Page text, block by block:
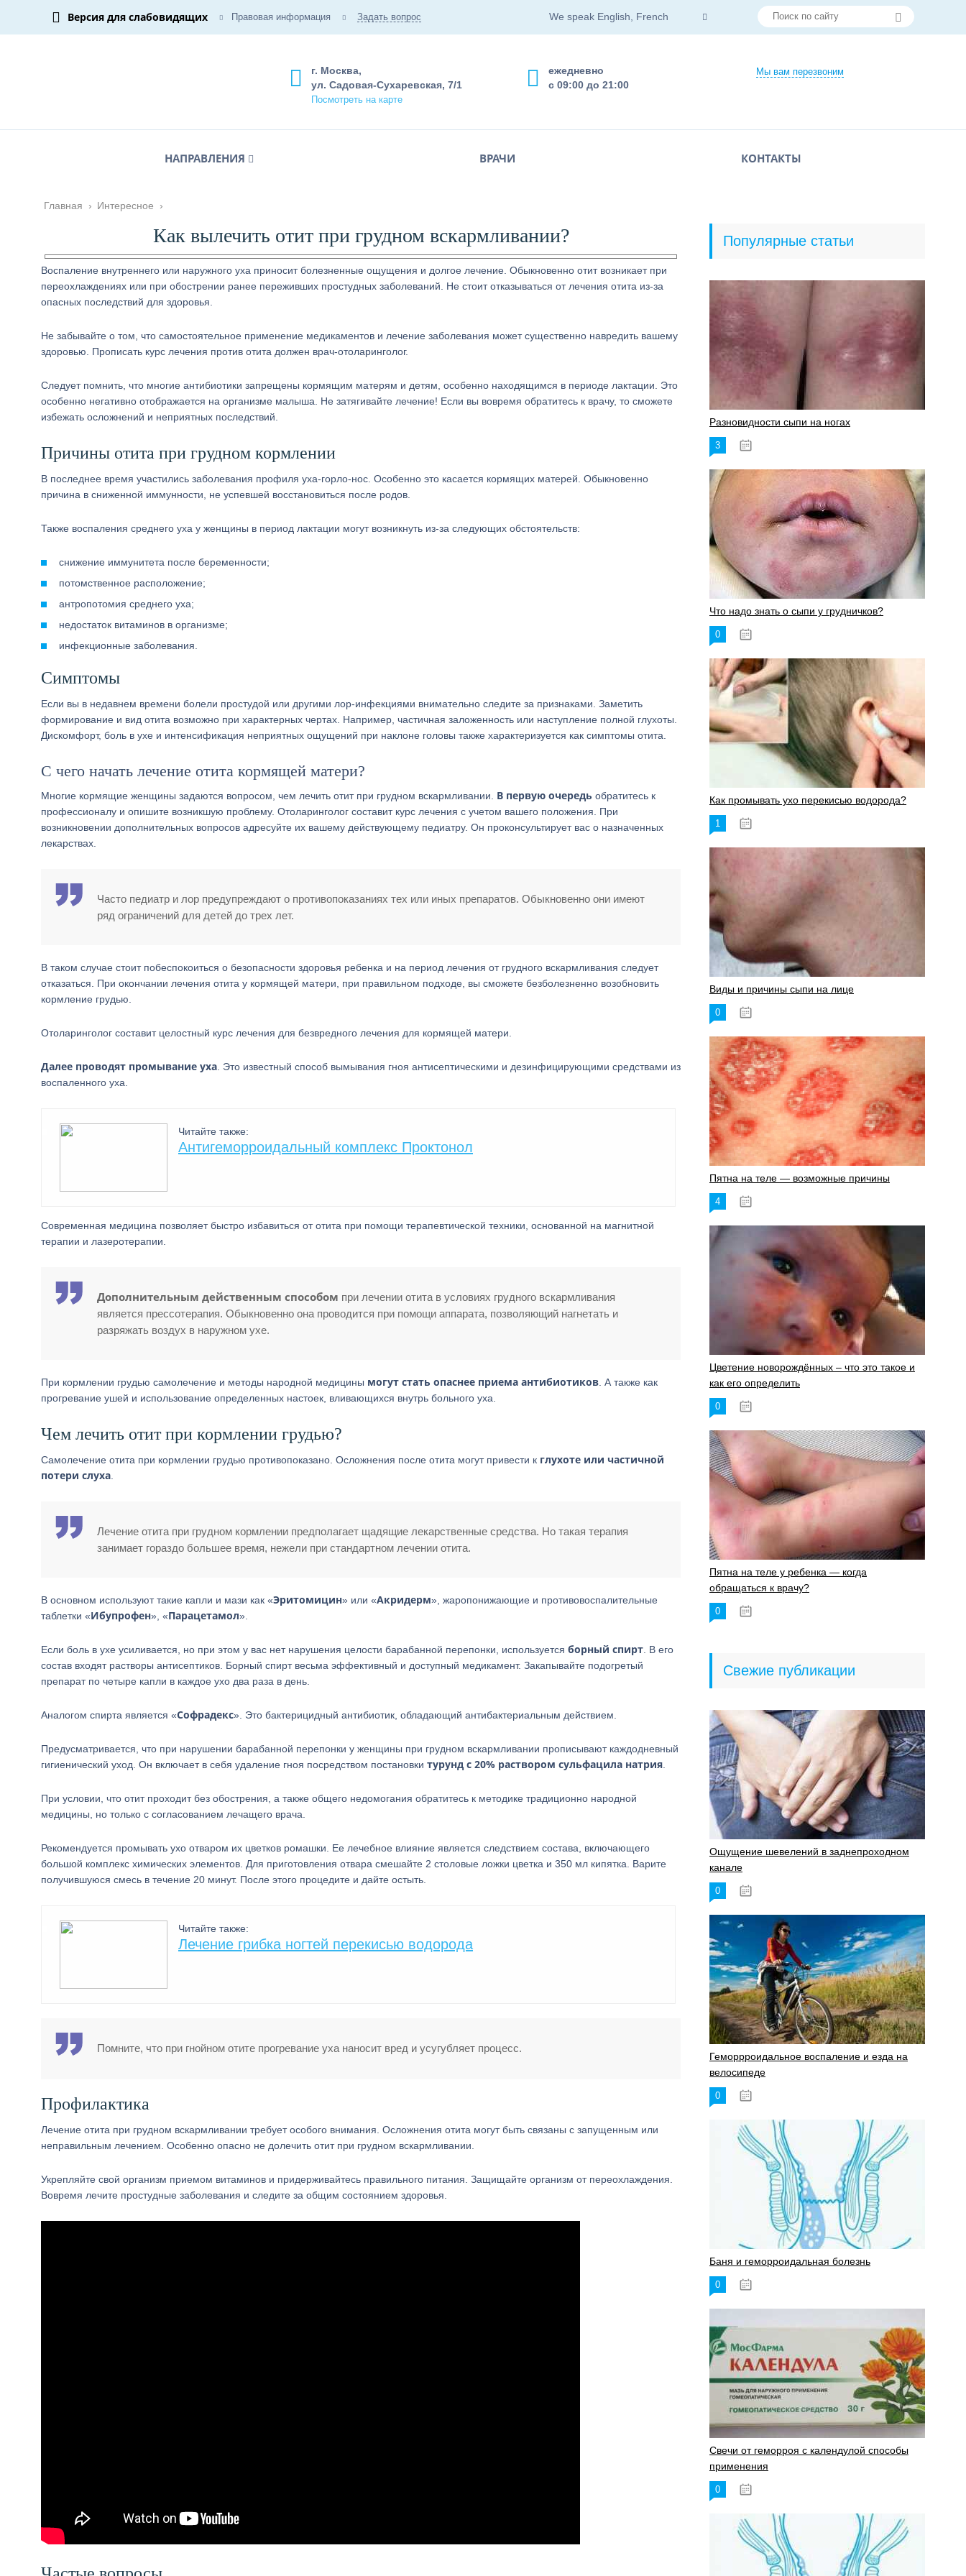
Версия для слабовидящих Правовая информация Задать вопрос We speak English, French
Мы вам перезвоним
ежедневно
с 09:00 до 21:00
г. Москва,
ул. Садовая-Сухаревская, 7/1
Посмотреть на карте
НАПРАВЛЕНИЯ ВРАЧИ КОНТАКТЫ
Главная › Интересное ›
Как вылечить отит при грудном вскармливании?
Воспаление внутреннего или наружного уха приносит болезненные ощущения и долгое лечение. Обыкновенно отит возникает при
переохлаждениях или при обострении ранее переживших простудных заболеваний. Не стоит отказываться от лечения отита из-за
опасных последствий для здоровья.
Не забывайте о том, что самостоятельное применение медикаментов и лечение заболевания может существенно навредить вашему
здоровью. Прописать курс лечения против отита должен врач-отоларинголог.
Следует помнить, что многие антибиотики запрещены кормящим матерям и детям, особенно находящимся в периоде лактации. Это
особенно негативно отображается на организме малыша. Не затягивайте лечение! Если вы вовремя обратитесь к врачу, то сможете
избежать осложнений и неприятных последствий.
Причины отита при грудном кормлении
В последнее время участились заболевания профиля уха-горло-нос. Особенно это касается кормящих матерей. Обыкновенно
причина в сниженной иммунности, не успевшей восстановиться после родов.
Также воспаления среднего уха у женщины в период лактации могут возникнуть из-за следующих обстоятельств:
снижение иммунитета после беременности;
потомственное расположение;
антропотомия среднего уха;
недостаток витаминов в организме;
инфекционные заболевания.
Симптомы
Если вы в недавнем времени болели простудой или другими лор-инфекциями внимательно следите за признаками. Заметить
формирование и вид отита возможно при характерных чертах. Например, частичная заложенность или наступление полной глухоты.
Дискомфорт, боль в ухе и интенсификация неприятных ощущений при наклоне головы также характеризуется как симптомы отита.
С чего начать лечение отита кормящей матери?
Многие кормящие женщины задаются вопросом, чем лечить отит при грудном вскармливании. В первую очередь обратитесь к
профессионалу и опишите возникшую проблему. Отоларинголог составит курс лечения с учетом вашего положения. При
возникновении дополнительных вопросов адресуйте их вашему действующему педиатру. Он проконсультирует вас о назначенных
лекарствах.
Часто педиатр и лор предупреждают о противопоказаниях тех или иных препаратов. Обыкновенно они имеют
ряд ограничений для детей до трех лет.
В таком случае стоит побеспокоиться о безопасности здоровья ребенка и на период лечения от грудного вскармливания следует
отказаться. При окончании лечения отита у кормящей матери, при правильном подходе, вы сможете безболезненно возобновить
кормление грудью.
Отоларинголог составит целостный курс лечения для безвредного лечения для кормящей матери.
Далее проводят промывание уха . Это известный способ вымывания гноя антисептическими и дезинфицирующими средствами из
воспаленного уха.
Читайте также:
Антигеморроидальный комплекс Проктонол
Современная медицина позволяет быстро избавиться от отита при помощи терапевтической техники, основанной на магнитной
терапии и лазеротерапии.
Дополнительным действенным способом при лечении отита в условиях грудного вскармливания
является прессотерапия. Обыкновенно она проводится при помощи аппарата, позволяющий нагнетать и
разряжать воздух в наружном ухе.
При кормлении грудью самолечение и методы народной медицины могут стать опаснее приема антибиотиков . А также как
прогревание ушей и использование определенных настоек, вливающихся внутрь больного уха.
Чем лечить отит при кормлении грудью?
Самолечение отита при кормлении грудью противопоказано. Осложнения после отита могут привести к глухоте или частичной
потери слуха
Лечение отита при грудном кормлении предполагает щадящие лекарственные средства. Но такая терапия
занимает гораздо большее время, нежели при стандартном лечении отита.
В основном используют такие капли и мази как «Эритомицин» или «Акридерм», жаропонижающие и противовоспалительные
таблетки «Ибупрофен», «Парацетамол».
Если боль в ухе усиливается, но при этом у вас нет нарушения целости барабанной перепонки, используется борный спирт . В его
состав входят растворы антисептиков. Борный спирт весьма эффективный и доступный медикамент. Закапывайте подогретый
препарат по четыре капли в каждое ухо два раза в день.
Аналогом спирта является «Софрадекс». Это бактерицидный антибиотик, обладающий антибактериальным действием.
Предусматривается, что при нарушении барабанной перепонки у женщины при грудном вскармливании прописывают каждодневный
гигиенический уход. Он включает в себя удаление гноя посредством постановки турунд с 20% раствором сульфацила натрия
При условии, что отит проходит без обострения, а также общего недомогания обратитесь к методике традиционно народной
медицины, но только с согласованием лечащего врача.
Рекомендуется промывать ухо отваром их цветков ромашки. Ее лечебное влияние является следствием состава, включающего
большой комплекс химических элементов. Для приготовления отвара смешайте 2 столовые ложки цветка и 350 мл кипятка. Варите
получившуюся смесь в течение 20 минут. После этого процедите и дайте остыть.
Читайте также:
Лечение грибка ногтей перекисью водорода
Помните, что при гнойном отите прогревание уха наносит вред и усугубляет процесс.
Профилактика
Лечение отита при грудном вскармливании требует особого внимания. Осложнения отита могут быть связаны с запущенным или
неправильным лечением. Особенно опасно не долечить отит при грудном вскармливании.
Укрепляйте свой организм приемом витаминов и придерживайтесь правильного питания. Защищайте организм от переохлаждения.
Вовремя лечите простудные заболевания и следите за общим состоянием здоровья.
Популярные статьи
Разновидности сыпи на ногах
3
Что надо знать о сыпи у грудничков?
0
Как промывать ухо перекисью водорода?
1
Виды и причины сыпи на лице
0
Пятна на теле — возможные причины
4
Цветение новорождённых – что это такое и
как его определить
0
Пятна на теле у ребенка — когда
обращаться к врачу?
0
Свежие публикации
Ощущение шевелений в заднепроходном
канале
0
Геморрроидальное воспаление и езда на
велосипеде
0
Баня и геморроидальная болезнь
0
Свечи от геморроя с календулой способы
применения
0